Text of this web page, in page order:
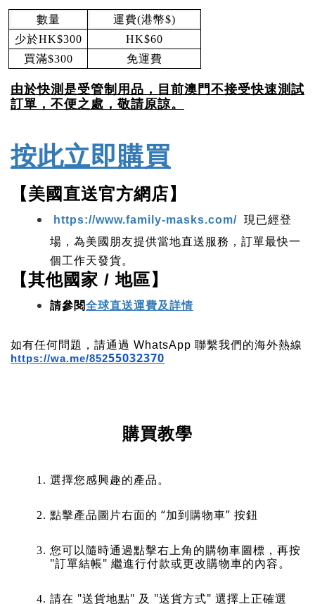
數量
運費(港幣$)
少於HK$300
HK$60
買滿$300
免運費
由於快測是受管制用品，目前澳門不接受快速測試
訂單，不便之處，敬請原諒。
按此立即購買
【美國直送官方網店】
https://www.family-masks.com/ 現已經登
場，為美國朋友提供當地直送服務，訂單最快一
個工作天發貨。
【其他國家 / 地區】
請參閱全球直送運費及詳情
https://wa.me/85255032370
購買教學
選擇您感興趣的產品。
點擊產品圖片右面的 “加到購物車” 按鈕
您可以隨時通過點擊右上角的購物車圖標，再按
"訂單結帳" 繼進行付款或更改購物車的內容。
請在 "送貨地點" 及 "送貨方式" 選擇上正確選